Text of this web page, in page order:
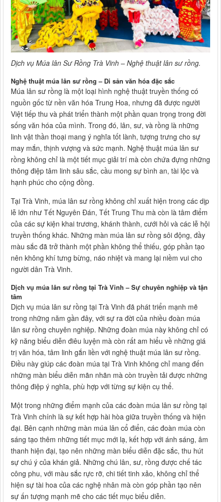
Dịch vụ Múa lân Sư Rồng Trà Vinh – Nghệ thuật lân sư rồng.
Nghệ thuật múa lân sư rồng – Di sản văn hóa đặc sắc
Múa lân sư rồng là một loại hình nghệ thuật truyền thống có
nguồn gốc từ nền văn hóa Trung Hoa, nhưng đã được người
Việt tiếp thu và phát triển thành một phần quan trọng trong đời
sống văn hóa của mình. Trong đó, lân, sư, và rồng là những
linh vật thần thoại mang ý nghĩa tốt lành, tượng trưng cho sự
may mắn, thịnh vượng và sức mạnh. Nghệ thuật múa lân sư
rồng không chỉ là một tiết mục giải trí mà còn chứa đựng những
thông điệp tâm linh sâu sắc, cầu mong sự bình an, tài lộc và
hạnh phúc cho cộng đồng.
Tại Trà Vinh, múa lân sư rồng không chỉ xuất hiện trong các dịp
lễ lớn như Tết Nguyên Đán, Tết Trung Thu mà còn là tâm điểm
của các sự kiện khai trương, khánh thành, cưới hỏi và các lễ hội
truyền thống khác. Những màn múa lân sư rồng sôi động, đầy
màu sắc đã trở thành một phần không thể thiếu, góp phần tạo
nên không khí tưng bừng, náo nhiệt và mang lại niềm vui cho
người dân Trà Vinh.
Dịch vụ múa lân sư rồng tại Trà Vinh – Sự chuyên nghiệp và tận
tâm
Dịch vụ múa lân sư rồng tại Trà Vinh đã phát triển mạnh mẽ
trong những năm gần đây, với sự ra đời của nhiều đoàn múa
lân sư rồng chuyên nghiệp. Những đoàn múa này không chỉ có
kỹ năng biểu diễn điêu luyện mà còn rất am hiểu về những giá
trị văn hóa, tâm linh gắn liền với nghệ thuật múa lân sư rồng.
Điều này giúp các đoàn múa tại Trà Vinh không chỉ mang đến
những màn biểu diễn mãn nhãn mà còn truyền tải được những
thông điệp ý nghĩa, phù hợp với từng sự kiện cụ thể.
Một trong những điểm mạnh của các đoàn múa lân sư rồng tại
Trà Vinh chính là sự kết hợp hài hòa giữa truyền thống và hiện
đại. Bên cạnh những màn múa lân cổ điển, các đoàn múa còn
sáng tạo thêm những tiết mục mới lạ, kết hợp với ánh sáng, âm
thanh hiện đại, tạo nên những màn biểu diễn đặc sắc, thu hút
sự chú ý của khán giả. Những chú lân, sư, rồng được chế tác
công phu, với màu sắc rực rỡ, chi tiết tinh xảo, không chỉ thể
hiện sự tài hoa của các nghệ nhân mà còn góp phần tạo nên
sự ấn tượng mạnh mẽ cho các tiết mục biểu diễn.